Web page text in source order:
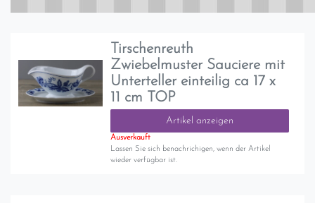
Tirschenreuth
Zwiebelmuster Sauciere mit
Unterteller einteilig ca 17 x
11 cm TOP
Artikel anzeigen
Ausverkauft
Lassen Sie sich benachrichigen, wenn der Artikel
wieder verfügbar ist.